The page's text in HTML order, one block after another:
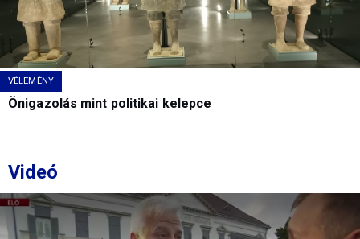
VÉLEMÉNY
Önigazolás mint politikai kelepce
Videó